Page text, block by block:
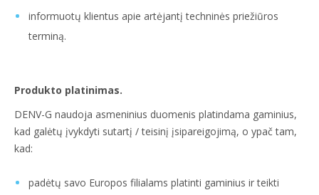
informuotų klientus apie artėjantį techninės priežiūros
terminą.
Produkto platinimas.
DENV-G naudoja asmeninius duomenis platindama gaminius,
kad galėtų įvykdyti sutartį / teisinį įsipareigojimą, o ypač tam,
kad:
padėtų savo Europos filialams platinti gaminius ir teikti